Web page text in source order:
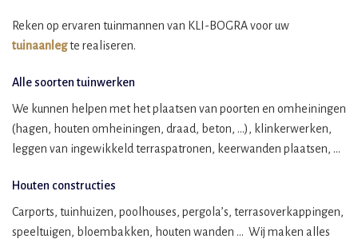
Reken op ervaren tuinmannen van KLI-BOGRA voor uw
tuinaanlegte realiseren.
Alle soorten tuinwerken
We kunnen helpen met het plaatsen van poorten en omheiningen
(hagen, houten omheiningen, draad, beton, …), klinkerwerken,
leggen van ingewikkeld terraspatronen, keerwanden plaatsen, …
Houten constructies
Carports, tuinhuizen, poolhouses, pergola’s, terrasoverkappingen,
speeltuigen, bloembakken, houten wanden … Wij maken alles